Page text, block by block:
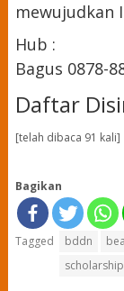
mewujudkan
Hub :
Bagus 0878-
Daftar
[telah dibaca 91 kali]
Bagikan
Tagged bddn
scholarship